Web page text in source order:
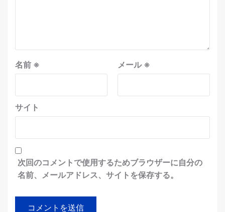
名前 ※ メール※
サイト
次回のコメントで使用するためブラウザーに自分の
名前、メールアドレス、サイトを保存する。